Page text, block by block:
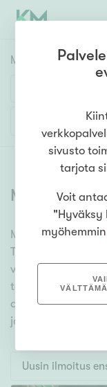
Myyntikohteet
1h 2h
Asuntotyyppi
Kerros-/
Rivitalo/paritalo
Omakoti-/
Maa- tai
Vapaa-ajan
Lisää hakuehtoja
Myytävät
Meiltä löydät
Tuhansien
verkostomme
tärkeimmässä
asunnot.
jonka avulla
Uusin ilmoitus
sivusto
tarjota
Voit
"Hyväksy
myöhemmin